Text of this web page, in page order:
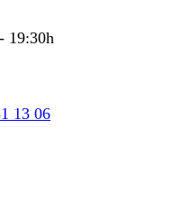
19:30h
13 06